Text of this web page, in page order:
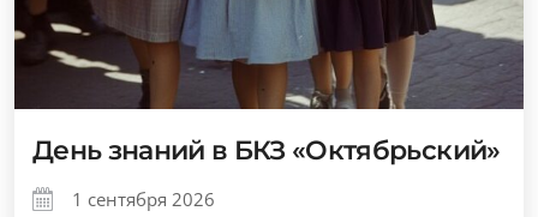
День знаний в БКЗ «Октябрьский»
1 сентября 2026